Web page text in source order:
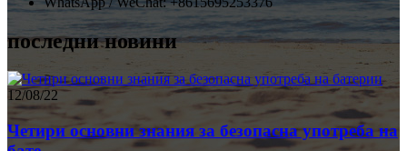
последни новини
12/08/22
Четири основни знания за безопасна употреба на